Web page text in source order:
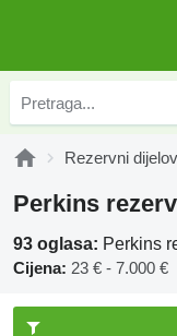
Rezervni
Perkins
93 oglasa: Perkins
Cijena: 23 € - 7.000 €